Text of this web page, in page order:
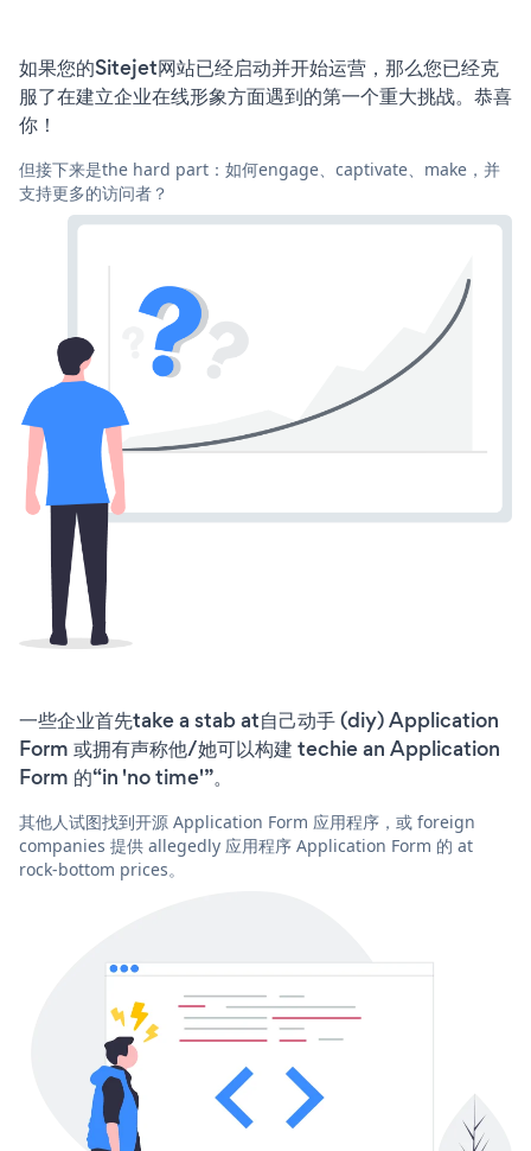
如果您的Sitejet网站已经启动并开始运营，那么您已经克
服了在建立企业在线形象方面遇到的第一个重大挑战。恭喜
你！
但接下来是the hard part：如何engage、captivate、make，并
支持更多的访问者？
一些企业首先take a stab at自己动手 (diy) Application
Form 或拥有声称他/她可以构建 techie an Application
Form 的“in 'no time'”。
其他人试图找到开源 Application Form 应用程序，或 foreign
companies 提供 allegedly 应用程序 Application Form 的 at
rock-bottom prices。